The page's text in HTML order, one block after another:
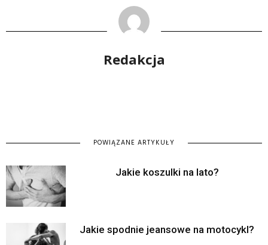
Redakcja
POWIĄZANE ARTYKUŁY
Jakie koszulki na lato?
Jakie spodnie jeansowe na motocykl?